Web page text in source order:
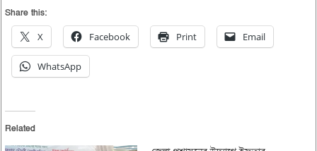
Share this:
X Facebook Print Email
WhatsApp
Related